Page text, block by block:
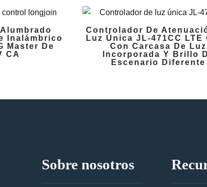
Inalámbrico
Master De
CA
Controlador De
Luz Única JL-471CC LTE
Con Carcasa De Luz
Incorporada Y Brillo
Escenario Diferente
Sobre nosotros